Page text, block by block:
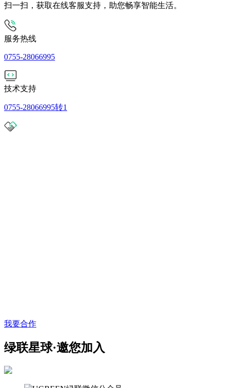
扫一扫，获取在线客服支持，助您畅享智能生活。
服务热线
0755-28066995
技术支持
0755-28066995转1
我要合作
绿联星球·邀您加入